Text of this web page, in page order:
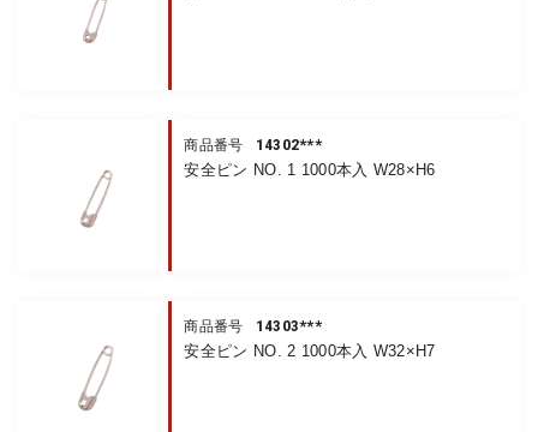
商品番号 14302***
安全ピン NO. 1 1000本入 W28×H6
商品番号 14303***
安全ピン NO. 2 1000本入 W32×H7